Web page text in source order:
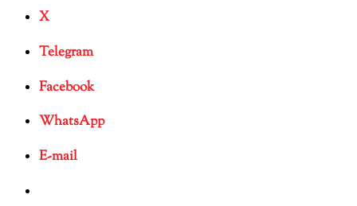
X
Telegram
Facebook
WhatsApp
E-mail